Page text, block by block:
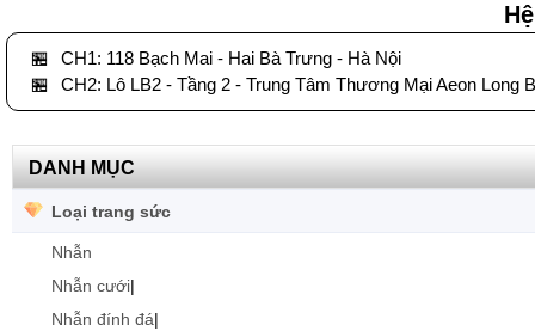
🏪
CH1: 118 Bạch Mai - Hai Bà Trưng - Hà Nội
🏪
CH2: Lô LB2 - Tầng 2 - Trung Tâm Thương Mại Aeon Long
DANH MỤC
Loại trang sức
Nhẫn
Nhẫn cưới|
Nhẫn đính đá|